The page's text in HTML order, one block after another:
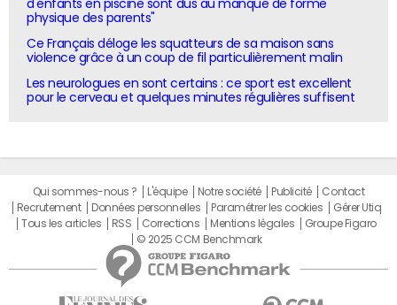
d'enfants en piscine sont dus au manque de forme
physique des parents"
Ce Français déloge les squatteurs de sa maison sans
violence grâce à un coup de fil particulièrement malin
Les neurologues en sont certains : ce sport est excellent
pour le cerveau et quelques minutes régulières suffisent
Qui sommes-nous ? L'équipe Notre société Publicité
Contact
Recrutement
Données personnelles Paramétrer les cookies
Gérer Utiq
Tous les articles
RSS Corrections Mentions légales
Groupe Figaro
© 2025 CCM Benchmark